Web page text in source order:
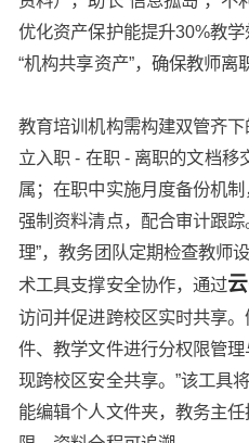
优化资产保护能提升30%教
“机构共享资产”，确保教师
教育培训机构需构建双管齐
立入职 - 在职 - 离职的文档
属；在职中实施月度备份机
强制资料清点，配合审计跟
理”，教务团队定期检查教师
术工具支撑安全协作，通过
访问并促进跨校区实时共享。
件、教学文件进行分权限管
现跨校区安全共享。”该工具
能编辑个人文件夹，教务主